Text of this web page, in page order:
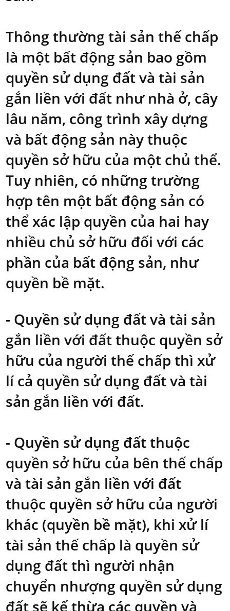
Thông thường tài sản thế chấp
là một bất động sản bao gồm
quyền sử dụng đất và tài sản
gắn liền với đất như nhà ở, cây
lâu năm, công trình xây dựng
và bất động sản này thuộc
quyền sở hữu của một chủ thể.
Tuy nhiên, có những trường
hợp tên một bất động sản có
thể xác lập quyền của hai hay
nhiều chủ sở hữu đối với các
phần của bất động sản, như
quyền bề mặt.
- Quyền sử dụng đất và tài sản
gắn liền với đất thuộc quyền sở
hữu của người thế chấp thì xử
lí cả quyền sử dụng đất và tài
sản gắn liền với đất.
- Quyền sử dụng đất thuộc
quyền sở hữu của bên thế chấp
và tài sản gắn liền với đất
thuộc quyền sở hữu của người
khác (quyền bề mặt), khi xử lí
tài sản thế chấp là quyền sử
dụng đất thì người nhận
chuyển nhượng quyền sử dụng
đất sẽ kế thừa các quyền và